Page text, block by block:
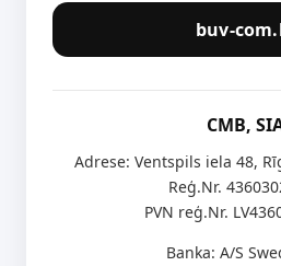
buv-
CMB,
Adrese: Ventspils iela 48,
Reģ.Nr.
PVN reģ.Nr.
Banka: A/S